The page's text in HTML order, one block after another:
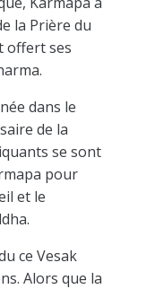
la Prière du
offert ses
dans le
de la
se sont
pour
et le
ce Vesak
Alors que la